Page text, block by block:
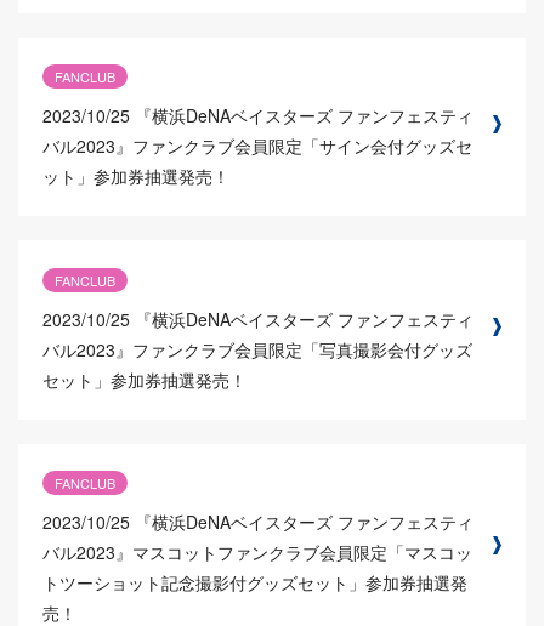
FANCLUB
2023/10/25 『横浜DeNAベイスターズ ファンフェスティ
バル2023』ファンクラブ会員限定「サイン会付グッズセ
ット」参加券抽選発売！
FANCLUB
2023/10/25 『横浜DeNAベイスターズ ファンフェスティ
バル2023』ファンクラブ会員限定「写真撮影会付グッズ
セット」参加券抽選発売！
FANCLUB
2023/10/25 『横浜DeNAベイスターズ ファンフェスティ
バル2023』マスコットファンクラブ会員限定「マスコッ
トツーショット記念撮影付グッズセット」参加券抽選発
売！